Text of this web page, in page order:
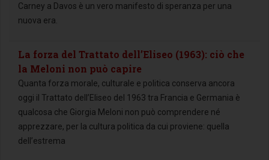
Carney a Davos è un vero manifesto di speranza per una
nuova era.
La forza del Trattato dell’Eliseo (1963): ciò che
la Meloni non può capire
Quanta forza morale, culturale e politica conserva ancora
oggi il Trattato dell’Eliseo del 1963 tra Francia e Germania è
qualcosa che Giorgia Meloni non può comprendere né
apprezzare, per la cultura politica da cui proviene: quella
dell’estrema